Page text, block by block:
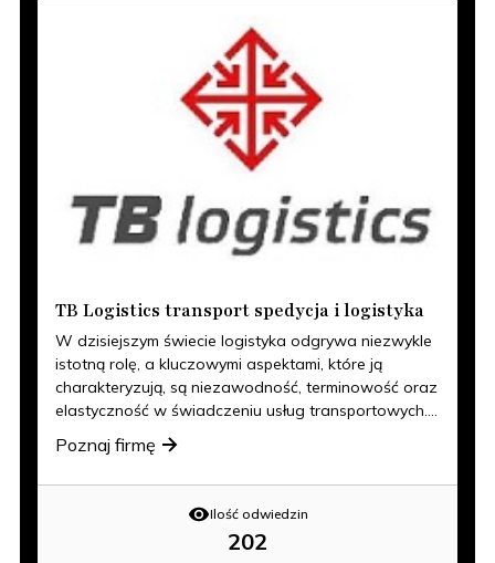
TB Logistics transport spedycja i logistyka
W dzisiejszym świecie logistyka odgrywa niezwykle
istotną rolę, a kluczowymi aspektami, które ją
charakteryzują, są niezawodność, terminowość oraz
elastyczność w świadczeniu usług transportowych....
Poznaj firmę
Ilość odwiedzin
202